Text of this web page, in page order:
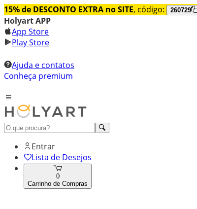
15% de DESCONTO EXTRA no SITE, código: 260729
Holyart APP
App Store
Play Store
Ajuda e contatos
Conheça premium
Entrar
Lista de Desejos
0
Carrinho de Compras